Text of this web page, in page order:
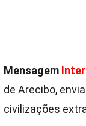
Mensagem
de Arecibo,
civilizações